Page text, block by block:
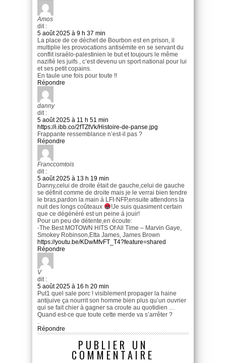
Amos
dit :
5 août 2025 à 9 h 37 min
La place de ce déchet de Bourbon est en prison, il
multiplie les provocations antisémite en se servant du
conflit israélo-palestinien le but et toujours le même
nazifié les juifs , c’est devenu un sport national pour lui
et ses petit copains.
En taule une fois pour toute !!
Répondre
danny
dit :
5 août 2025 à 11 h 51 min
https://i.ibb.co/2fTZtVk/Histoire-de-panse.jpg
Frappante ressemblance n’est-il pas ?
Répondre
Franccomtois
dit :
5 août 2025 à 13 h 19 min
Danny,celui de droite était de gauche,celui de gauche
se définit comme de droite mais je le verrai bien tendre
le bras,pardon la main á LFI-NFP,ensuite attendons la
nuit des longs coûteaux
!Je suis quasiment certain
que ce dégénéré est un peine á jouir!
Pour un peu de détente,en écoute:
-The Best MOTOWN HITS Of All Time – Marvin Gaye,
Smokey Robinson,Etta James, James Brown
https://youtu.be/KDwMfvFT_T4?feature=shared
Répondre
V
dit :
5 août 2025 à 16 h 20 min
Put1 quel sale porc ! visiblement propager la haine
antijuive ça nourrit son homme bien plus qu’un ouvrier
qui se fait chier à gagner sa croute au quotidien …
Quand est-ce que toute cette merde va s’arrêter ?
.
Répondre
PUBLIER UN
COMMENTAIRE